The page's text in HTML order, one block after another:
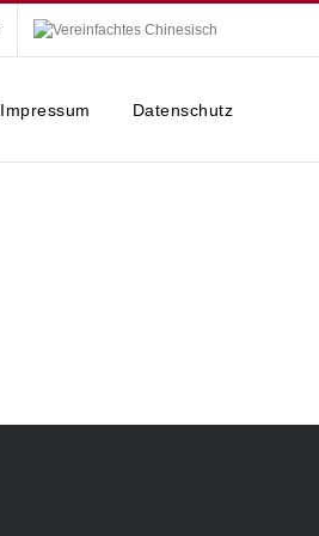
Impressum Datenschutz